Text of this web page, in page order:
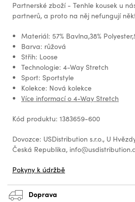
Partnerské zboží - Tenhle kousek u
partnerů, a proto na něj nefungují
Materiál: 57% Bavlna,38%
Barva: růžová
Střih: Loose
Technologie: 4-Way Stretch
Sport: Sportstyle
Kolekce: Nová kolekce
Více informací o 4-Way Stretch
Kód produktu: 1383659-600
Dovozce: USDistribution s.r.o., U
Česká Republika,
Pokyny k údržbě
Doprava